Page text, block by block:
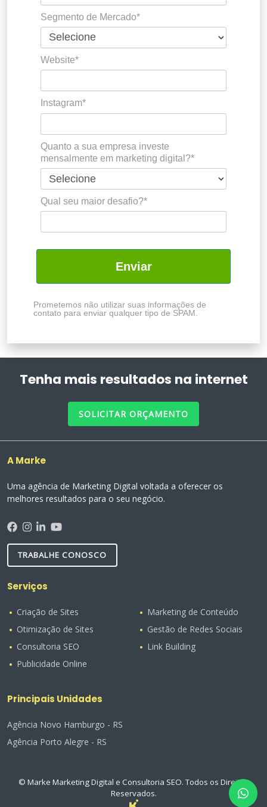
Segmento de Mercado*
Website*
Instagram*
Quanto a sua empresa investe
mensalmente em marketing digital?*
Qual seu maior desafio?*
Enviar
Prometemos não utilizar suas informações de
contato para enviar qualquer tipo de SPAM.
Tenha mais resultados na internet
SOLICITAR ORÇAMENTO
A Marke
Uma agência de Marketing Digital voltada a oferecer os
melhores resultados para o seu negócio.
TRABALHE CONOSCO
Serviços
Criação de Sites
Otimização de Sites
Consultoria SEO
Publicidade Online
Marketing de Conteúdo
Gestão de Redes Sociais
Link Building
Principais Unidades
Agência Novo Hamburgo - RS
Agência Porto Alegre - RS
© Marke Marketing Digital e Consultoria SEO. Todos os Direitos
Reservados.